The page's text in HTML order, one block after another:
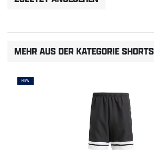
MEHR AUS DER KATEGORIE SHORTS
NEW